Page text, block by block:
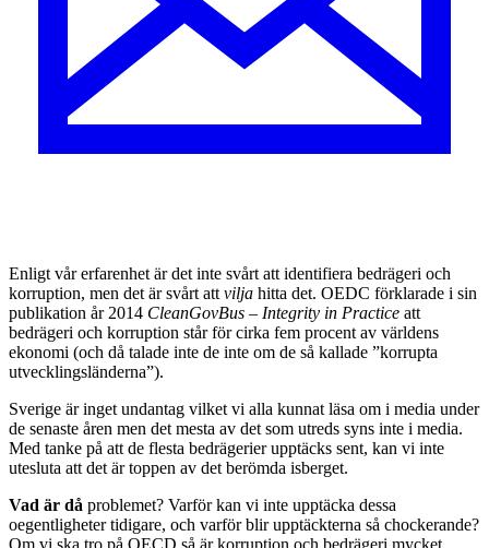
Enligt vår erfarenhet är det inte svårt att identifiera bedrägeri och
korruption, men det är svårt att vilja hitta det. OEDC förklarade i sin
publikation år 2014 CleanGovBus – Integrity in Practice att
bedrägeri och korruption står för cirka fem procent av världens
ekonomi (och då talade inte de inte om de så kallade ”korrupta
utvecklingsländerna”).
Sverige är inget undantag vilket vi alla kunnat läsa om i media under
de senaste åren men det mesta av det som utreds syns inte i media.
Med tanke på att de flesta bedrägerier upptäcks sent, kan vi inte
utesluta att det är toppen av det berömda isberget.
Vad är då problemet? Varför kan vi inte upptäcka dessa
oegentligheter tidigare, och varför blir upptäckterna så chockerande?
Om vi ska tro på OECD så är korruption och bedrägeri mycket